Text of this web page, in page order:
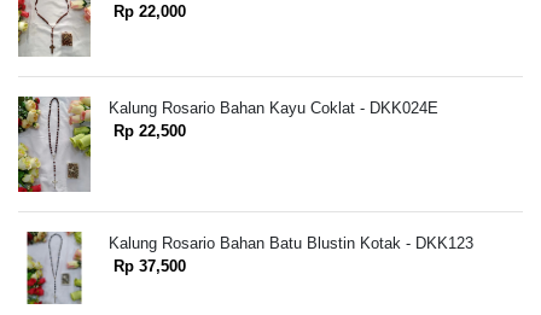
Rp 22,000
Kalung Rosario Bahan Kayu Coklat - DKK024E
Rp 22,500
Kalung Rosario Bahan Batu Blustin Kotak - DKK123
Rp 37,500